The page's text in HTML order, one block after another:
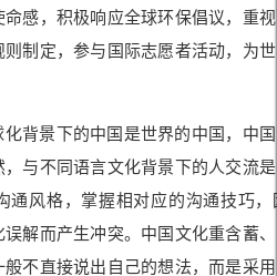
感，积极响应全球环保倡议，重
制定，参与国际志愿者活动，为
背景下的中国是世界的中国，中
与不同语言文化背景下的人交流
通风格，掌握相对应的沟通技巧
解而产生冲突。中国文化重含蓄
不直接说出自己的想法，而是采